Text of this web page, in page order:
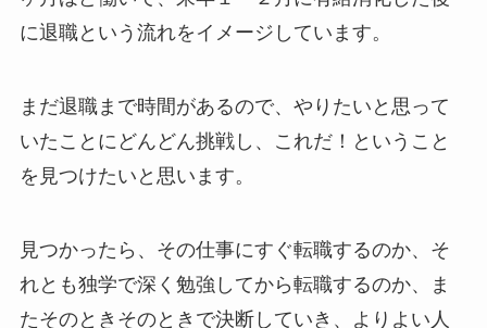
に退職という流れをイメージしています。
まだ退職まで時間があるので、やりたいと思って
いたことにどんどん挑戦し、これだ！ということ
を見つけたいと思います。
見つかったら、その仕事にすぐ転職するのか、そ
れとも独学で深く勉強してから転職するのか、ま
たそのときそのときで決断していき、よりよい人